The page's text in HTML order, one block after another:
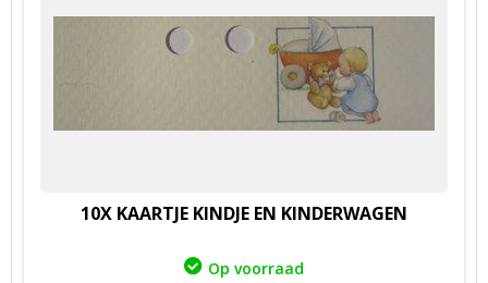
10X KAARTJE KINDJE EN KINDERWAGEN
Op voorraad